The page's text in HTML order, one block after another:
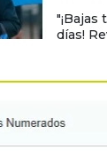
días!